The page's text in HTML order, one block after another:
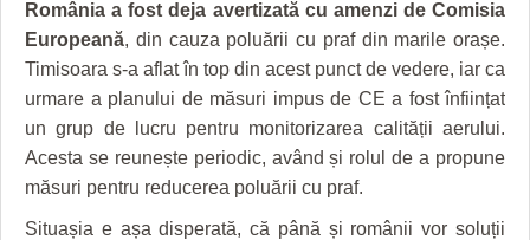
România a fost deja avertizată cu amenzi de Comisia
Europeană, din cauza poluării cu praf din marile orașe.
Timisoara s-a aflat în top din acest punct de vedere, iar ca
urmare a planului de măsuri impus de CE a fost înființat
un grup de lucru pentru monitorizarea calității aerului.
Acesta se reunește periodic, având și rolul de a propune
măsuri pentru reducerea poluării cu praf.
Situașia e așa disperată, că până și românii vor soluții